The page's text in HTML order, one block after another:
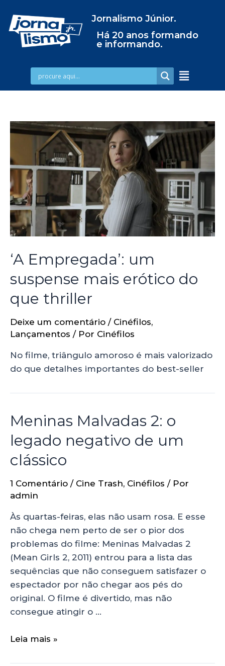
Jornalismo Júnior.
Há 20 anos formando
e informando.
‘A Empregada’: um
suspense mais erótico do
que thriller
Deixe um comentário / Cinéfilos,
Lançamentos / Por Cinéfilos
No filme, triângulo amoroso é mais valorizado
do que detalhes importantes do best-seller
Meninas Malvadas 2: o
legado negativo de um
clássico
1 Comentário / Cine Trash, Cinéfilos / Por
admin
Às quartas-feiras, elas não usam rosa. E esse
não chega nem perto de ser o pior dos
problemas do filme: Meninas Malvadas 2
(Mean Girls 2, 2011) entrou para a lista das
sequências que não conseguem satisfazer o
espectador por não chegar aos pés do
original. O filme é divertido, mas não
consegue atingir o …
Leia mais »